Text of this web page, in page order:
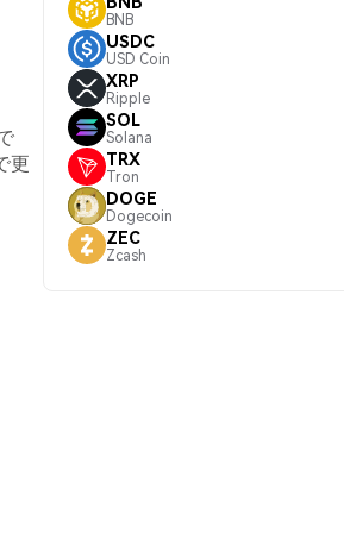
更
BNB
USDC
USD Coin
XRP
Ripple
SOL
Solana
TRX
Tron
DOGE
Dogecoin
ZEC
Zcash